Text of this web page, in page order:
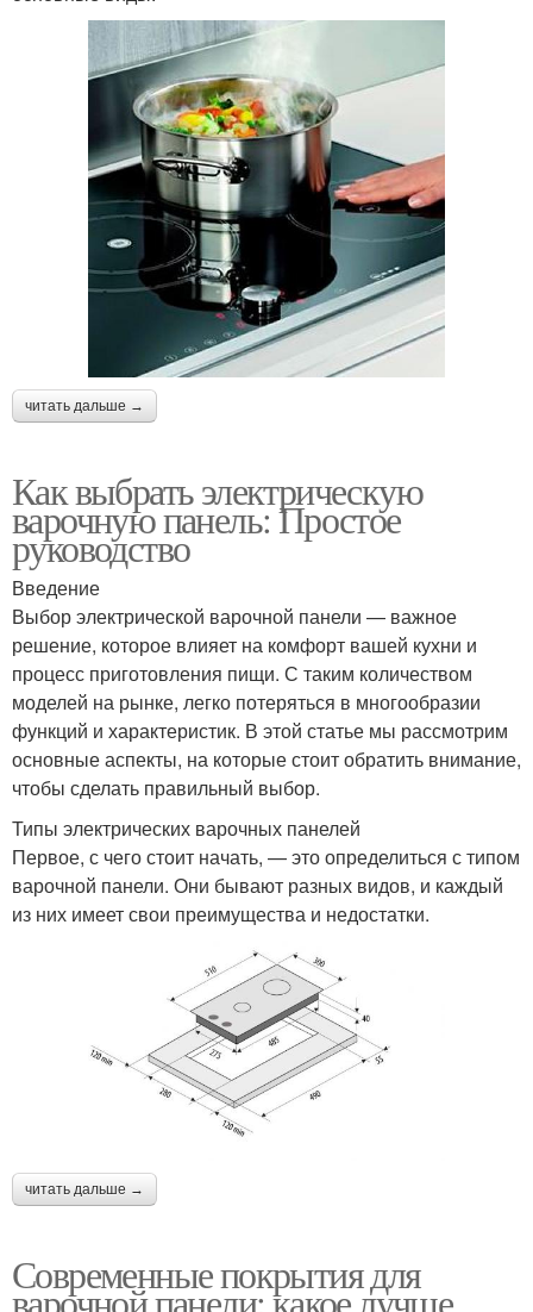
читать дальше →
Как выбрать электрическую
варочную панель: Простое
руководство
Введение
Выбор электрической варочной панели — важное
решение, которое влияет на комфорт вашей кухни и
процесс приготовления пищи. С таким количеством
моделей на рынке, легко потеряться в многообразии
функций и характеристик. В этой статье мы рассмотрим
основные аспекты, на которые стоит обратить внимание,
чтобы сделать правильный выбор.
Типы электрических варочных панелей
Первое, с чего стоит начать, — это определиться с типом
варочной панели. Они бывают разных видов, и каждый
из них имеет свои преимущества и недостатки.
читать дальше →
Современные покрытия для
варочной панели: какое лучше